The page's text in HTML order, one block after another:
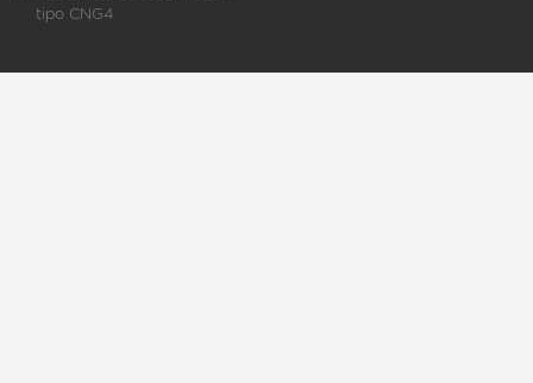
tipo CNG4